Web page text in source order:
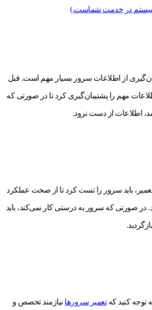
در خدمت شماست.)
از اطلاعات سرور بسیار مهم است. قبل
اطلاعات مهم را پشتیبان‌گیری کرد تا در صورتی که
اطلاعات از دست نرود.
باید سرور را تست کرد تا از صحت عملکرد
در صورتی که سرور به درستی کار نمی‌کند، باید
توجه کنید کهتعمیر سرورها نیازمند تخصص و